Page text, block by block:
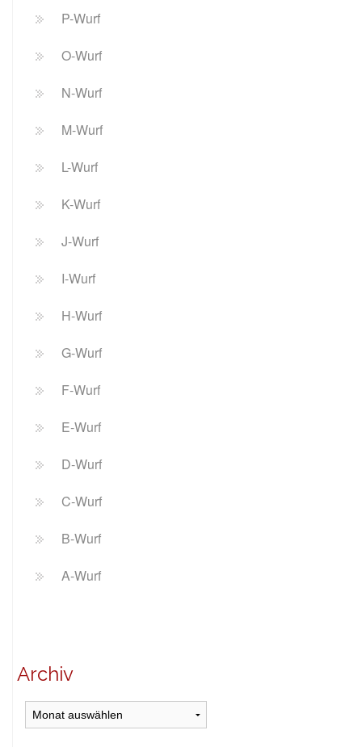
P-Wurf
O-Wurf
N-Wurf
M-Wurf
L-Wurf
K-Wurf
J-Wurf
I-Wurf
H-Wurf
G-Wurf
F-Wurf
E-Wurf
D-Wurf
C-Wurf
B-Wurf
A-Wurf
Archiv
Archiv